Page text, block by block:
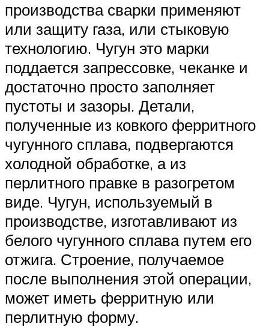
производства сварки применяют
или защиту газа, или стыковую
технологию. Чугун это марки
поддается запрессовке, чеканке и
достаточно просто заполняет
пустоты и зазоры. Детали,
полученные из ковкого ферритного
чугунного сплава, подвергаются
холодной обработке, а из
перлитного правке в разогретом
виде. Чугун, используемый в
производстве, изготавливают из
белого чугунного сплава путем его
отжига. Строение, получаемое
после выполнения этой операции,
может иметь ферритную или
перлитную форму.